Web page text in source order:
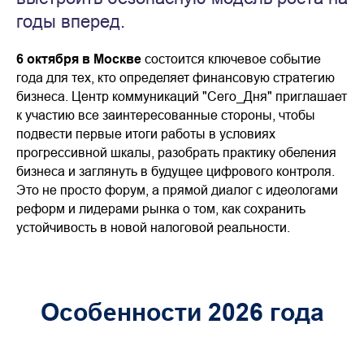
годы вперед.
6 октября в Москве состоится ключевое событие
года для тех, кто определяет финансовую стратегию
бизнеса. Центр коммуникаций "Сего_Дня" приглашает
к участию все заинтересованные стороны, чтобы
подвести первые итоги работы в условиях
прогрессивной шкалы, разобрать практику обеления
бизнеса и заглянуть в будущее цифрового контроля.
Это не просто форум, а прямой диалог с идеологами
реформ и лидерами рынка о том, как сохранить
устойчивость в новой налоговой реальности.
Особенности 2026 года